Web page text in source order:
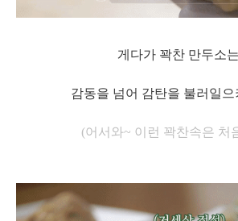
게다가 꽉찬 만두소는
감동을 넘어 감탄을 불러일
(어서와~ 이런 꽉찬속은 처